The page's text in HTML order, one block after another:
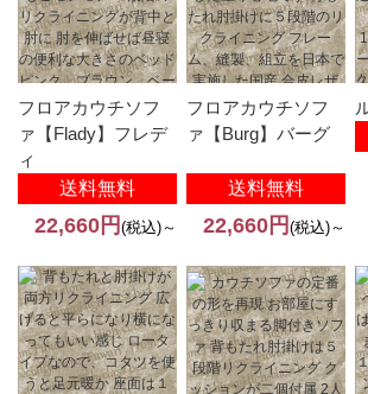
フロアカウチソフ
ァ【Flady】フレデ
送料無料
22,660円 (税込)～
フロアカウチソフ
ァ【Burg】バーグ
送料無料
22,660円 (税込)～